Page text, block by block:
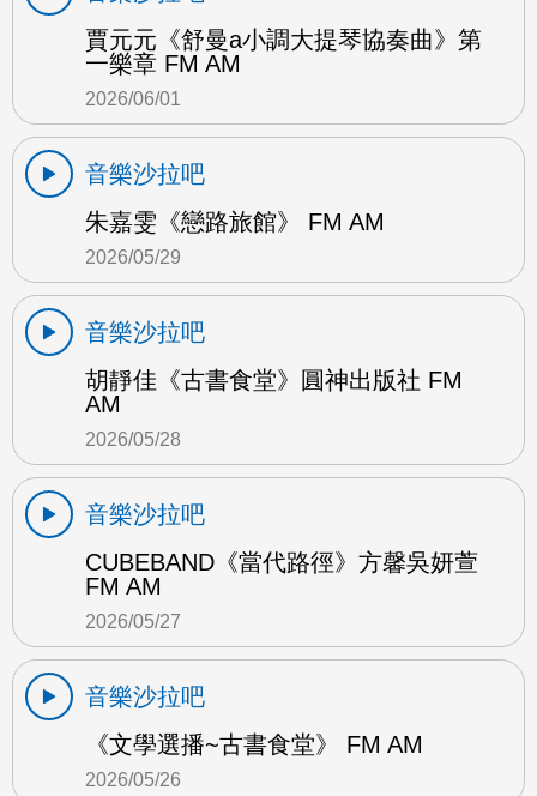
賈元元《舒曼a小調大提琴協奏曲》第
一樂章 FM AM
2026/06/01
音樂沙拉吧
朱嘉雯《戀路旅館》 FM AM
2026/05/29
音樂沙拉吧
胡靜佳《古書食堂》圓神出版社 FM
AM
2026/05/28
音樂沙拉吧
CUBEBAND《當代路徑》方馨吳妍萱
FM AM
2026/05/27
音樂沙拉吧
《文學選播~古書食堂》 FM AM
2026/05/26